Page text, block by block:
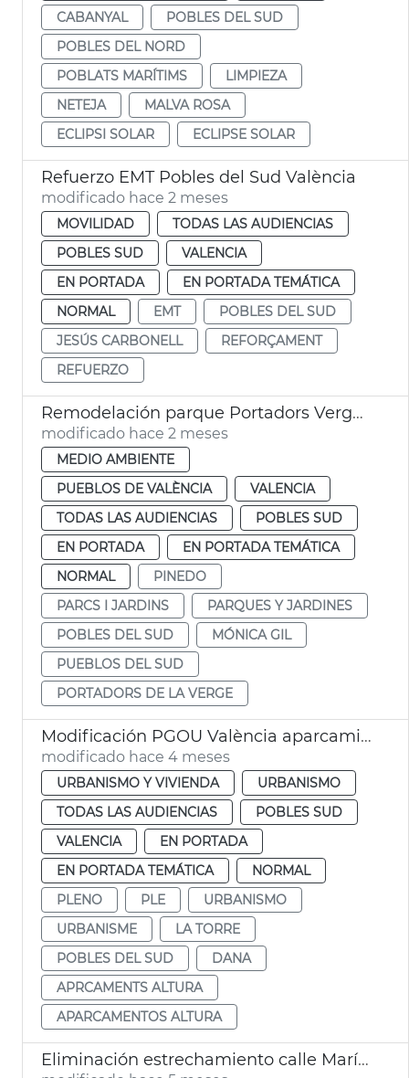
CABANYAL
POBLES DEL SUD
POBLES DEL NORD
POBLATS MARÍTIMS
LIMPIEZA
NETEJA
MALVA ROSA
ECLIPSI SOLAR
ECLIPSE SOLAR
Refuerzo EMT Pobles del Sud València
modificado hace 2 meses
MOVILIDAD
TODAS LAS AUDIENCIAS
POBLES SUD
VALENCIA
EN PORTADA
EN PORTADA TEMÁTICA
NORMAL
EMT
POBLES DEL SUD
JESÚS CARBONELL
REFORÇAMENT
REFUERZO
Remodelación parque Portadors Verge Pinedo
modificado hace 2 meses
MEDIO AMBIENTE
PUEBLOS DE VALÈNCIA
VALENCIA
TODAS LAS AUDIENCIAS
POBLES SUD
EN PORTADA
EN PORTADA TEMÁTICA
NORMAL
PINEDO
PARCS I JARDINS
PARQUES Y JARDINES
POBLES DEL SUD
MÓNICA GIL
PUEBLOS DEL SUD
PORTADORS DE LA VERGE
Modificación PGOU València aparcamientos altura la Torre
modificado hace 4 meses
URBANISMO Y VIVIENDA
URBANISMO
TODAS LAS AUDIENCIAS
POBLES SUD
VALENCIA
EN PORTADA
EN PORTADA TEMÁTICA
NORMAL
PLENO
PLE
URBANISMO
URBANISME
LA TORRE
POBLES DEL SUD
DANA
APRCAMENTS ALTURA
APARCAMENTOS ALTURA
Eliminación estrechamiento calle Marí Villamil Pinedo